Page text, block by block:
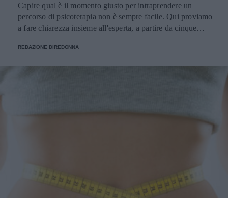
Capire qual è il momento giusto per intraprendere un
percorso di psicoterapia non è sempre facile. Qui proviamo
a fare chiarezza insieme all'esperta, a partire da cinque
REDAZIONE DIREDONNA